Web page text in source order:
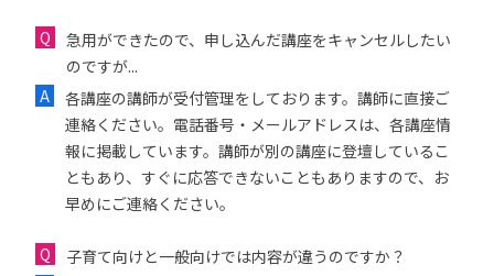
急用ができたので、申し込んだ講座をキャンセルしたい
のですが...
各講座の講師が受付管理をしております。講師に直接ご
連絡ください。電話番号・メールアドレスは、各講座情
報に掲載しています。講師が別の講座に登壇しているこ
ともあり、すぐに応答できないこともありますので、お
早めにご連絡ください。
子育て向けと一般向けでは内容が違うのですか？